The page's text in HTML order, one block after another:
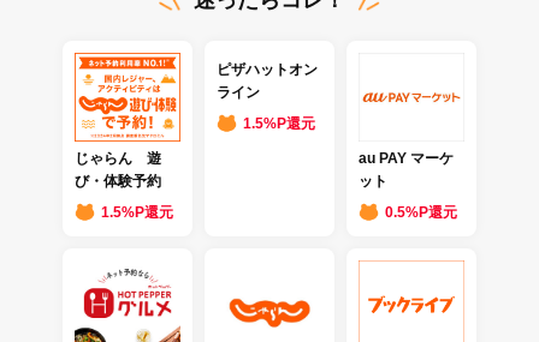
じゃらん 遊
び・体験予約
1.5%P還元
ピザハットオン
ライン
1.5%P還元
au PAY マーケ
ット
0.5%P還元